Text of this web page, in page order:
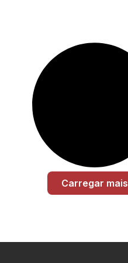
Carregar mais